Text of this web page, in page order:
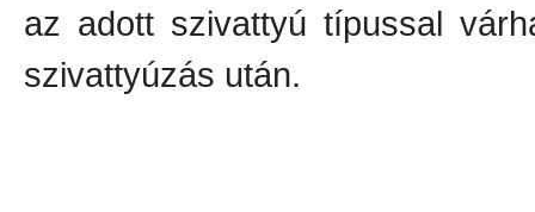
az adott szivattyú típussal
szivattyúzás után.